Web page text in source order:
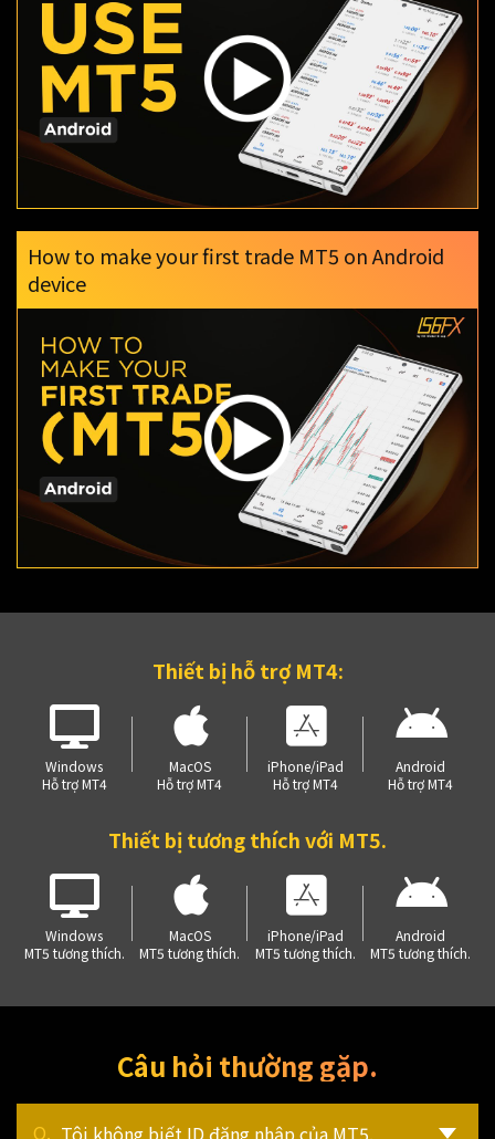
How to make your first trade MT5 on Android
device
Thiết bị hỗ trợ MT4:
Windows
Hỗ trợ MT4
MacOS
Hỗ trợ MT4
iPhone/iPad
Hỗ trợ MT4
Android
Hỗ trợ MT4
Thiết bị tương thích với MT5.
Windows
MT5 tương thích.
MacOS
MT5 tương thích.
iPhone/iPad
MT5 tương thích.
Android
MT5 tương thích.
Câu hỏi thường gặp.
Tôi không biết ID đăng nhập của MT5.